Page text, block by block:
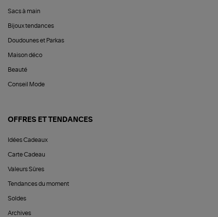
Sacs à main
Bijoux tendances
Doudounes et Parkas
Maison déco
Beauté
Conseil Mode
OFFRES ET TENDANCES
Idées Cadeaux
Carte Cadeau
Valeurs Sûres
Tendances du moment
Soldes
Archives